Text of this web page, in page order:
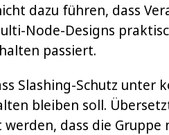
dazu führen, dass
Node-Designs
passiert.
Slashing-Schutz unter
bleiben soll.
werden, dass die